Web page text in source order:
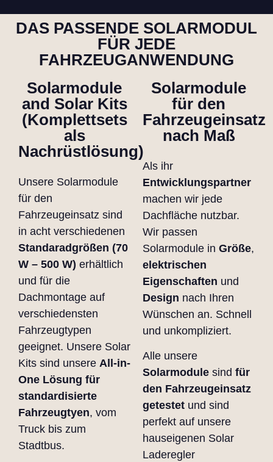
DAS PASSENDE SOLARMODUL
FÜR JEDE
FAHRZEUGANWENDUNG
Solarmodule
and Solar Kits
(Komplettsets
als
Nachrüstlösung)
Unsere Solarmodule
für den
Fahrzeugeinsatz sind
in acht verschiedenen
Standaradgrößen (70
W – 500 W) erhältlich
und für die
Dachmontage auf
verschiedensten
Fahrzeugtypen
geeignet. Unsere Solar
Kits sind unsere All-in-
One Lösung für
standardisierte
Fahrzeugtyen, vom
Truck bis zum
Stadtbus.
Solarmodule
für den
Fahrzeugeinsatz
nach Maß
Als ihr
Entwicklungspartner
machen wir jede
Dachfläche nutzbar.
Wir passen
Solarmodule in Größe,
elektrischen
Eigenschaften und
Design nach Ihren
Wünschen an. Schnell
und unkompliziert.
Alle unsere
Solarmodule sind für
den Fahrzeugeinsatz
getestet und sind
perfekt auf unsere
hauseigenen Solar
Laderegler